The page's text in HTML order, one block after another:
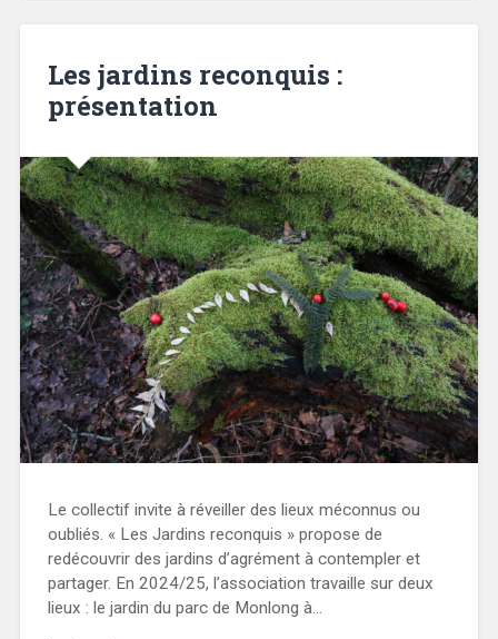
Les jardins reconquis :
présentation
Le collectif invite à réveiller des lieux méconnus ou
oubliés. « Les Jardins reconquis » propose de
redécouvrir des jardins d’agrément à contempler et
partager. En 2024/25, l’association travaille sur deux
lieux : le jardin du parc de Monlong à…